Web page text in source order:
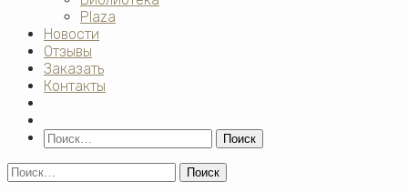
Plaza
Новости
Отзывы
Заказать
Контакты
Найти:
Найти: